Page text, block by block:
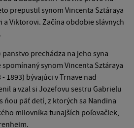
prepustil synom Vincenta Sztáraya
Viktorovi. Začína obdobie slávnych
panstvo prechádza na jeho syna
spomínaný synom Vincenta Sztáraya
1893) bývajúci v Trnave nad
a vzal si Jozefovu sestru Gabrielu
ňou päť detí, z ktorých sa Nandina
milovníka tunajších poľovačiek,